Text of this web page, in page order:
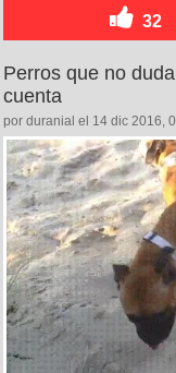
32
Perros que no
cuenta
por duranial el 14 dic 2016,